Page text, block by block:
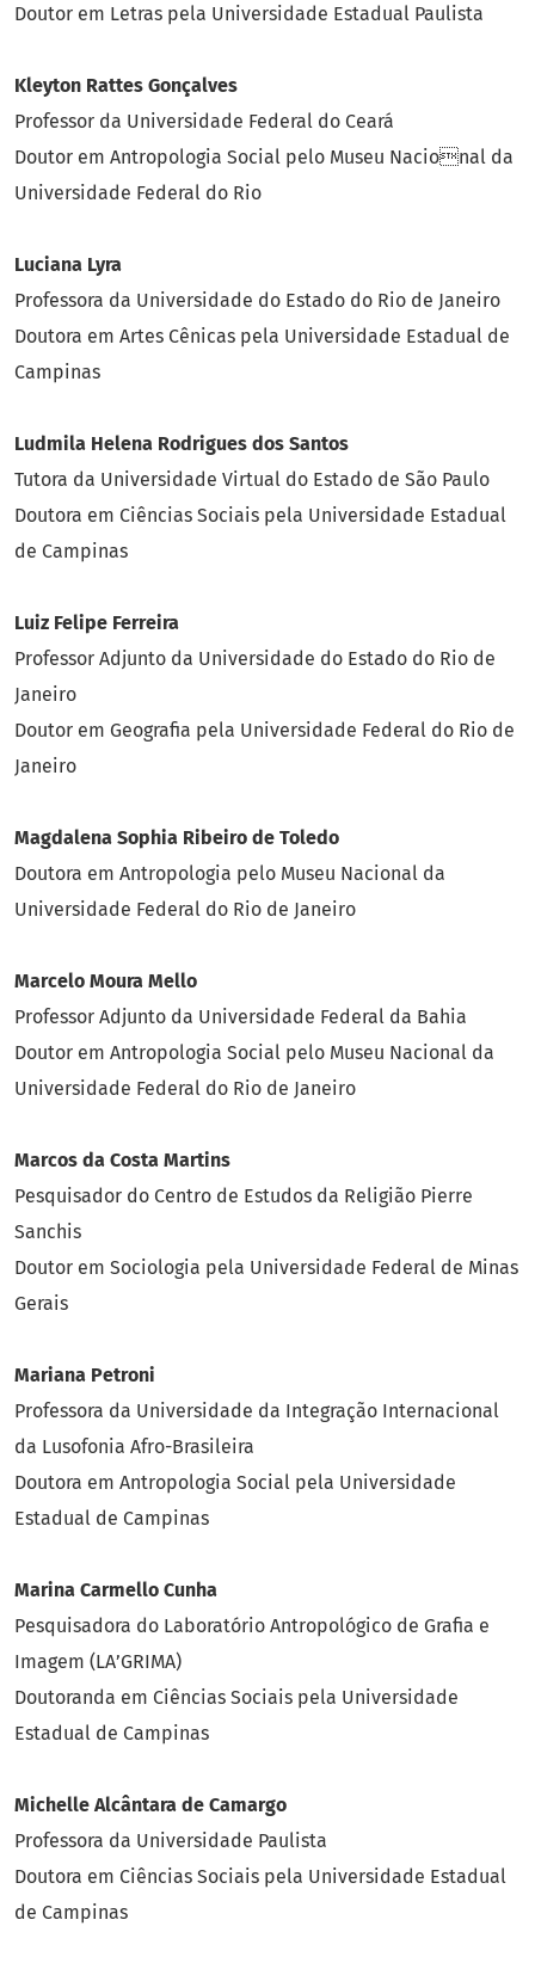
Doutor em Letras pela Universidade Estadual Paulista
Kleyton Rattes Gonçalves
Professor da Universidade Federal do Ceará
Doutor em Antropologia Social pelo Museu Nacional da
Universidade Federal do Rio
Luciana Lyra
Professora da Universidade do Estado do Rio de Janeiro
Doutora em Artes Cênicas pela Universidade Estadual de
Campinas
Ludmila Helena Rodrigues dos Santos
Tutora da Universidade Virtual do Estado de São Paulo
Doutora em Ciências Sociais pela Universidade Estadual
de Campinas
Luiz Felipe Ferreira
Professor Adjunto da Universidade do Estado do Rio de
Janeiro
Doutor em Geografia pela Universidade Federal do Rio de
Janeiro
Magdalena Sophia Ribeiro de Toledo
Doutora em Antropologia pelo Museu Nacional da
Universidade Federal do Rio de Janeiro
Marcelo Moura Mello
Professor Adjunto da Universidade Federal da Bahia
Doutor em Antropologia Social pelo Museu Nacional da
Universidade Federal do Rio de Janeiro
Marcos da Costa Martins
Pesquisador do Centro de Estudos da Religião Pierre
Sanchis
Doutor em Sociologia pela Universidade Federal de Minas
Gerais
Mariana Petroni
Professora da Universidade da Integração Internacional
da Lusofonia Afro-Brasileira
Doutora em Antropologia Social pela Universidade
Estadual de Campinas
Marina Carmello Cunha
Pesquisadora do Laboratório Antropológico de Grafia e
Imagem (LA’GRIMA)
Doutoranda em Ciências Sociais pela Universidade
Estadual de Campinas
Michelle Alcântara de Camargo
Professora da Universidade Paulista
Doutora em Ciências Sociais pela Universidade Estadual
de Campinas